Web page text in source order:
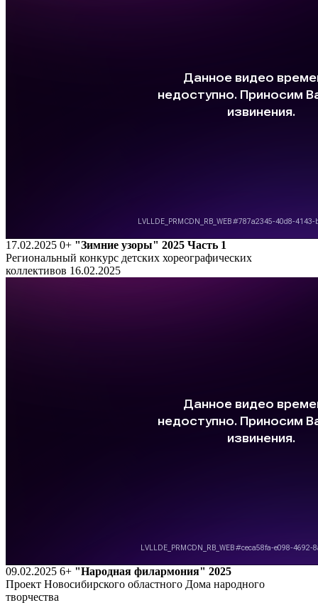
17.02.2025 0+ "Зимние узоры" 2025 Часть 1
Региональный конкурс детских хореографических
коллективов 16.02.2025
09.02.2025 6+ "Народная филармония" 2025
Проект Новосибирского областного Дома народного
творчества